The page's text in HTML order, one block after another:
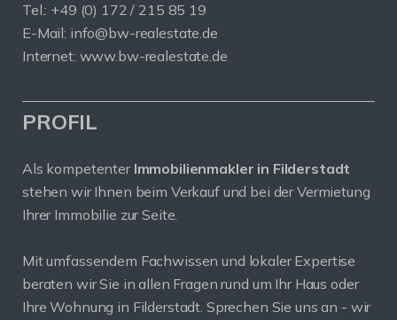
Tel.: +49 (0) 172 / 215 85 19
E-Mail: info@bw-realestate.de
Internet: www.bw-realestate.de
PROFIL
Als kompetenter Immobilienmakler in Filderstadt
stehen wir Ihnen beim Verkauf und bei der Vermietung
Ihrer Immobilie zur Seite.
Mit umfassendem Fachwissen und lokaler Expertise
beraten wir Sie in allen Fragen rund um Ihr Haus oder
Ihre Wohnung in Filderstadt. Sprechen Sie uns an - wir